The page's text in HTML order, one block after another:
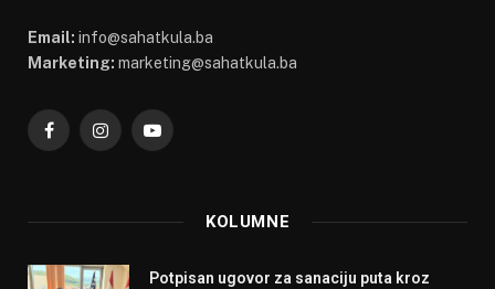
Email: info@sahatkula.ba
Marketing: marketing@sahatkula.ba
FacebookInstagramYouTube
KOLUMNE
Potpisan ugovor za sanaciju puta kroz